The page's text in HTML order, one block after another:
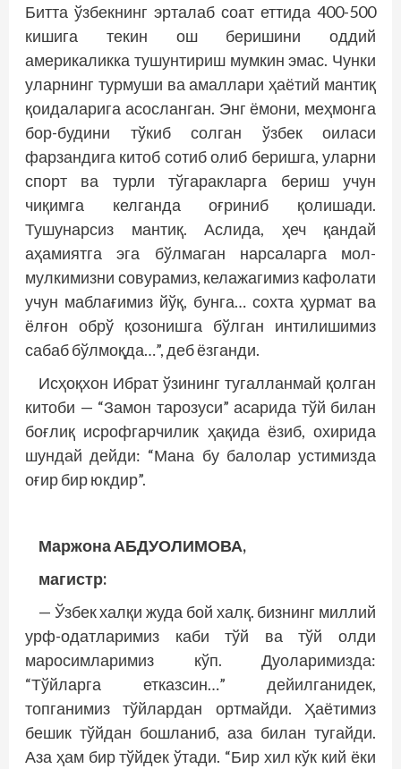
Битта ўзбекнинг эрталаб соат еттида 400-500
кишига текин ош беришини оддий
америкаликка тушунтириш мумкин эмас. Чунки
уларнинг турмуши ва амаллари ҳаётий мантиқ
қоидаларига асосланган. Энг ёмони, меҳмонга
бор-будини тўкиб солган ўзбек оиласи
фарзандига китоб сотиб олиб беришга, уларни
спорт ва турли тўгаракларга бериш учун
чиқимга келганда оғриниб қолишади.
Тушунарсиз мантиқ. Аслида, ҳеч қандай
аҳамиятга эга бўлмаган нарсаларга мол-
мулкимизни совурамиз, келажагимиз кафолати
учун маблағимиз йўқ, бунга… сохта ҳурмат ва
ёлғон обрў қозонишга бўлган интилишимиз
сабаб бўлмоқда…”, деб ёзганди.
Исҳоқхон Ибрат ўзининг тугалланмай қолган
китоби — “Замон тарозуси” асарида тўй билан
боғлиқ исрофгарчилик ҳақида ёзиб, охирида
шундай дейди: “Мана бу балолар устимизда
оғир бир юкдир”.
Маржона АБДУОЛИМОВА,
магистр:
— Ўзбек халқи жуда бой халқ. бизнинг миллий
урф-одатларимиз каби тўй ва тўй олди
маросимларимиз кўп. Дуоларимизда:
“Тўйларга етказсин…” дейилганидек,
топганимиз тўйлардан ортмайди. Ҳаётимиз
бешик тўйдан бошланиб, аза билан тугайди.
Аза ҳам бир тўйдек ўтади. “Бир хил кўк кий ёки